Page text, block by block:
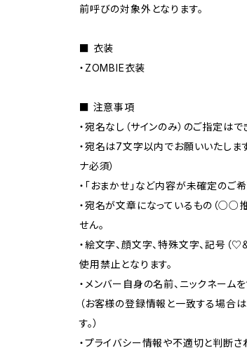
前呼びの対象外となります。
■ 衣装
・ZOMBIE衣装
■ 注意事項
・宛名なし（サインのみ）のご指定はで
・宛名は7文字以内でお願いいたしま
ナ必須）
・「おまかせ」など内容が未確定のご
・宛名が文章になっているもの（○○
せん。
・絵文字、顔文字、特殊文字、記号（
使用禁止となります。
・メンバー自身の名前、ニックネーム
（お客様の登録情報と一致する場合
す。）
・プライバシー情報や不適切と判断